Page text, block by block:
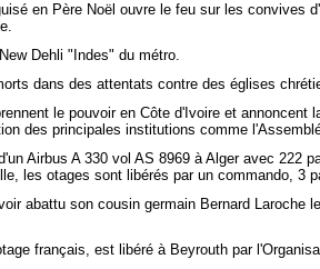
en Père Noël ouvre le feu sur les convives
Dehli "Indes" du métro.
dans des attentats contre des églises
le pouvoir en Côte d'Ivoire et
des principales institutions comme
Airbus A 330 vol AS 8969 à Alger avec 222
les otages sont libérés par un commando, 3
abattu son cousin germain Bernard Laroche
français, est libéré à Beyrouth par